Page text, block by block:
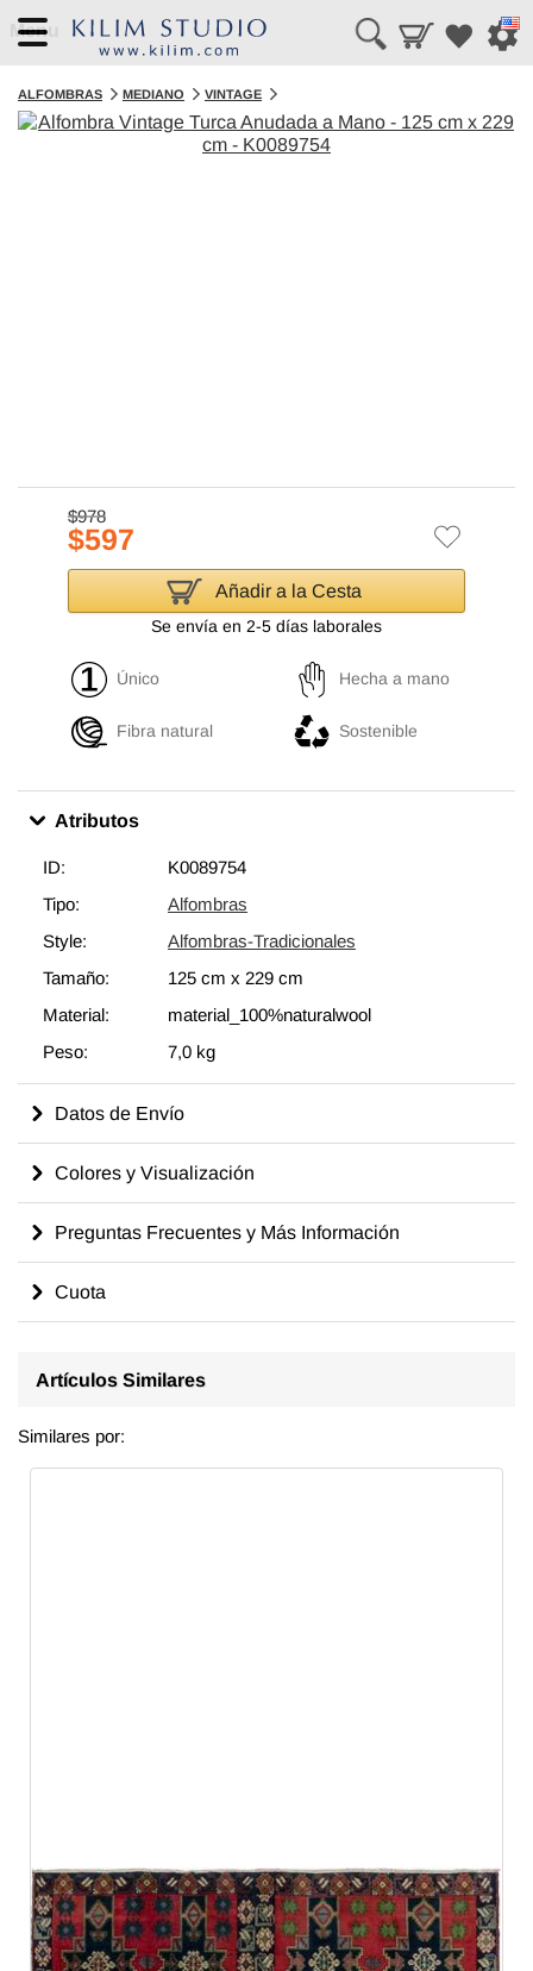
Menu
ALFOMBRAS MEDIANO VINTAGE
$978
$597
Añadir a la Cesta
Se envía en 2-5 días laborales
Único Hecha a mano
Fibra natural Sostenible
Atributos
ID:
K0089754
Tipo:
Alfombras
Style:
Alfombras-Tradicionales
Tamaño:
125 cm x 229 cm
Material:
material_100%naturalwool
Peso:
7,0 kg
Datos de Envío
Colores y Visualización
Preguntas Frecuentes y Más Información
Cuota
Artículos Similares
Similares por: